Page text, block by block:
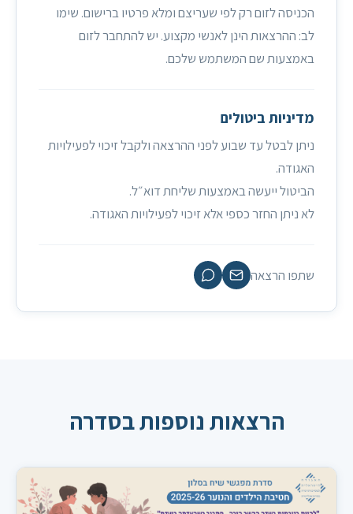
הכניסה לזום רק לפי שעריצם ומלא פרטיו ברישום. שימו
לב: ההרצאות הינן לאנשי מקצוע. יש להתחבר לזום
באמצעות שם המשתמש שלכם.
מדיניות ביטולים
ניתן לבטל עד שבוע לפני ההרצאה ולקבל זיכוי לפעילויות
האגודה.
הביטול ייעשה באמצעות שליחת דוא״ל.
לא ניתן החזר כספי אלא זיכוי לפעילויות האגודה.
שתפו הרצאה
הרצאות נוספות בסדרה